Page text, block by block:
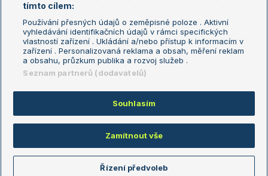
Podmínky užití
Nastavení soukromí
GDPR a žurnalistika
Reklama
Kontakt
Informace o zpracování osobních
údajů
Copyright © 2008-2026 TenisPortal.cz. Využíváme zpravodajství ČTK.
tímto cílem:
Používání přesných údajů o zeměpisné poloze . Aktivní
vyhledávání identifikačních údajů v rámci specifických
vlastností zařízení . Ukládání a/nebo přístup k informacím v
zařízení . Personalizovaná reklama a obsah, měření reklam
a obsahu, průzkum publika a rozvoj služeb .
Seznam partnerů (dodavatelů)
Souhlasím
Zamítnout vše
Řízení předvoleb